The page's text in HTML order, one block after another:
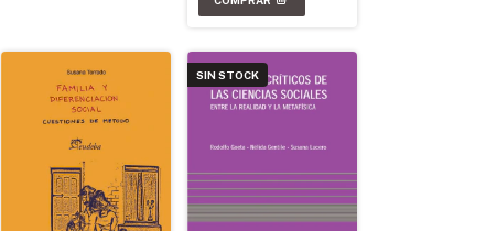
SIN STOCK